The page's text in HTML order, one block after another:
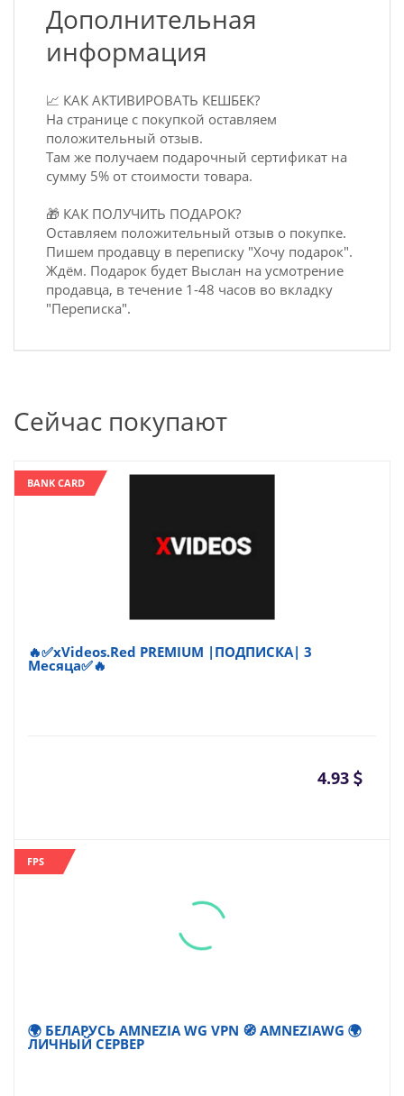
Дополнительная
информация
📈 КАК АКТИВИРОВАТЬ КЕШБЕК?
На странице с покупкой оставляем
положительный отзыв.
Там же получаем подарочный сертификат на
сумму 5% от стоимости товара.
🎁 КАК ПОЛУЧИТЬ ПОДАРОК?
Оставляем положительный отзыв о покупке.
Пишем продавцу в переписку "Хочу подарок".
Ждём. Подарок будет Выслан на усмотрение
продавца, в течение 1-48 часов во вкладку
"Переписка".
Сейчас покупают
BANK CARD
🔥✅xVideos.Red PREMIUM |ПОДПИСКА| 3
Месяца✅🔥
4.93
FPS
🌍 БЕЛАРУСЬ AMNEZIA WG VPN 🧭 AMNEZIAWG 🌍
ЛИЧНЫЙ СЕРВЕР